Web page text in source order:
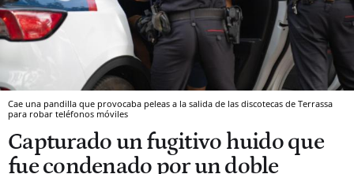
Cae una pandilla que provocaba peleas a la salida de las discotecas de Terrassa
para robar teléfonos móviles
Capturado un fugitivo huido que
fue condenado por un doble